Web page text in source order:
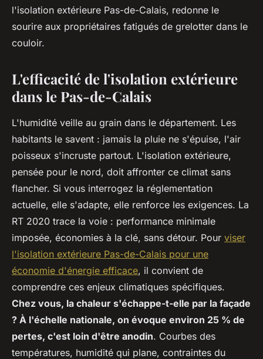
l'isolation extérieure Pas-de-Calais, redonne le
sourire aux propriétaires fatigués de grelotter dans le
couloir.
L'efficacité de l'isolation extérieure
dans le Pas-de-Calais
L'humidité veille au grain dans le département. Les
habitants le savent : jamais la pluie ne s'épuise, l'air
poisseux s'incruste partout. L'isolation extérieure,
pensée pour le nord, doit affronter ce climat sans
flancher. Si vous interrogez la réglementation
actuelle, elle s'adapte, elle renforce les exigences. La
RT 2020 trace la voie : performance minimale
imposée, économies à la clé, sans détour. Pour viser
l'isolation extérieure Pas-de-Calais pour une
économie d'énergie efficace, il convient de
comprendre ces enjeux climatiques spécifiques.
Chez vous, la chaleur s'échappe-t-elle par la façade
? À l'échelle nationale, on évoque environ 25 % de
pertes, c'est loin d'être anodin. Courbes des
températures, humidité qui plane, contraintes du